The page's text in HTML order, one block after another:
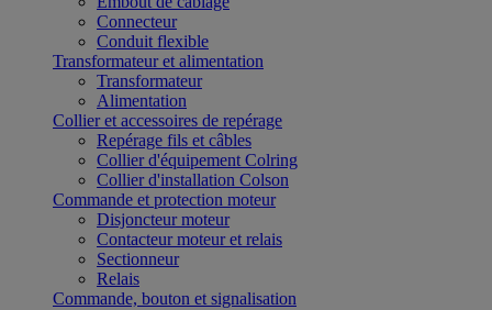
Connecteur
Conduit flexible
Transformateur et alimentation
Transformateur
Alimentation
Collier et accessoires de repérage
Repérage fils et câbles
Collier d'équipement Colring
Collier d'installation Colson
Commande et protection moteur
Disjoncteur moteur
Contacteur moteur et relais
Sectionneur
Relais
Commande, bouton et signalisation